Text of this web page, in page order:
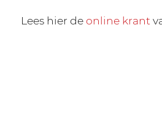
Lees hier deonline krant